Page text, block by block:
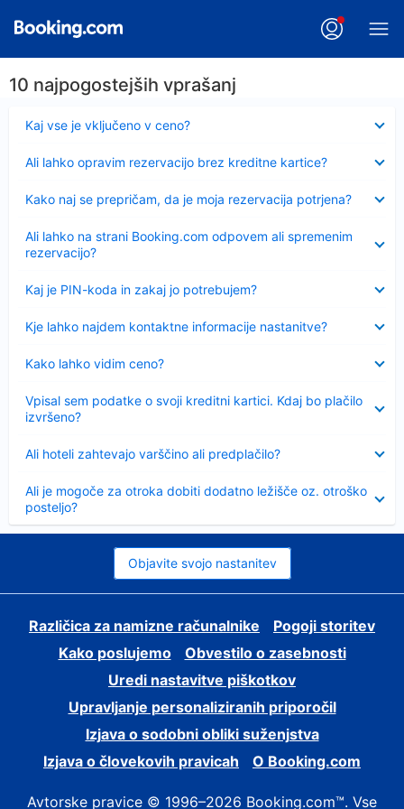
10 najpogostejših vprašanj
Kaj vse je vključeno v ceno?
Ali lahko opravim rezervacijo brez kreditne kartice?
Kako naj se prepričam, da je moja rezervacija potrjena?
Ali lahko na strani Booking.com odpovem ali spremenim
rezervacijo?
Kaj je PIN-koda in zakaj jo potrebujem?
Kje lahko najdem kontaktne informacije nastanitve?
Kako lahko vidim ceno?
Vpisal sem podatke o svoji kreditni kartici. Kdaj bo plačilo
izvršeno?
Ali hoteli zahtevajo varščino ali predplačilo?
Ali je mogoče za otroka dobiti dodatno ležišče oz. otroško
posteljo?
Objavite svojo nastanitev
Različica za namizne računalnike
Pogoji storitev
Kako poslujemo
Obvestilo o zasebnosti
Uredi nastavitve piškotkov
Upravljanje personaliziranih priporočil
Izjava o sodobni obliki suženjstva
Izjava o človekovih pravicah
O Booking.com
Avtorske pravice © 1996–2026 Booking.com™. Vse